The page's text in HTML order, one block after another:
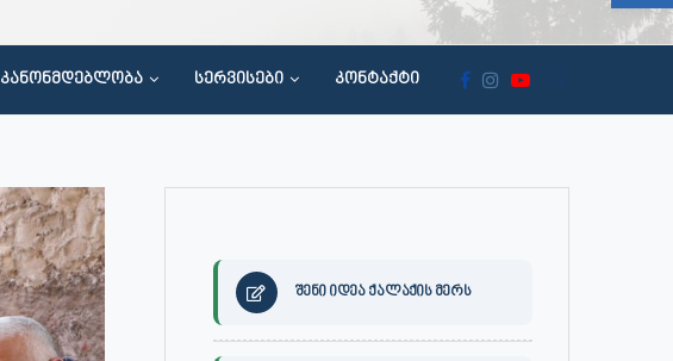
ᲙᲐᲜᲝᲜᲛᲓᲔᲑᲚᲝᲑᲐ ᲡᲔᲠᲕᲘᲡᲔᲑᲘ ᲙᲝᲜᲢᲐᲥᲢᲘ
შენი იდეა ქალაქის მერს